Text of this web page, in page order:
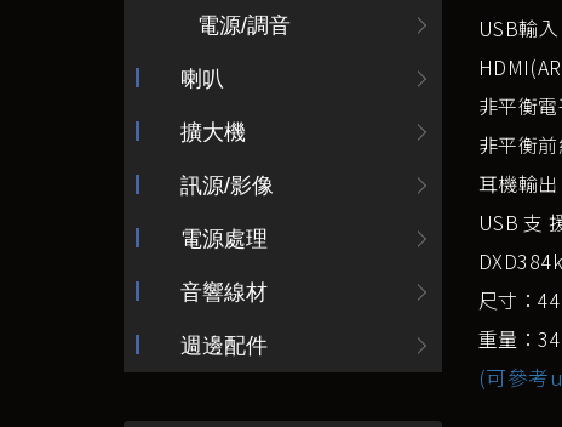
電源/調音
喇叭
擴大機
訊源/影像
電源處理
音響線材
週邊配件
USB輸
非平衡
非平衡
耳機輸
USB支
尺寸：
重量：
(可參考